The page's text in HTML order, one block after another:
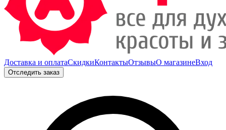
Доставка и оплатаСкидкиКонтактыОтзывыО магазинеВход
Отследить заказ